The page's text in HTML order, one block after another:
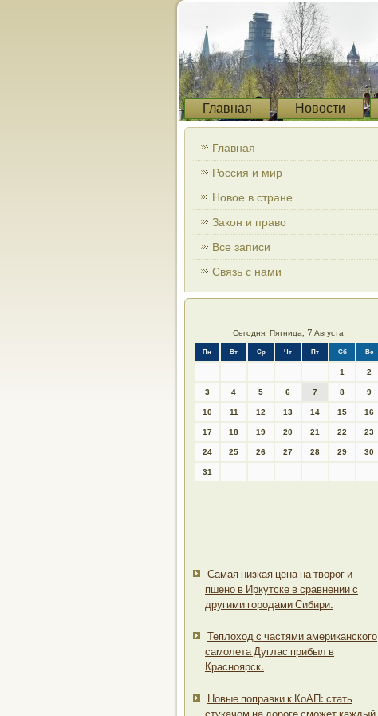
Главная Новости
Главная
Россия и мир
Новое в стране
Закон и право
Все записи
Связь с нами
Сегодня: Пятница, 7 Августа
Пн Вт Ср Чт Пт Сб Вс
1 2
3 4 5 6 7 8 9
10 11 12 13 14 15 16
17 18 19 20 21 22 23
24 25 26 27 28 29 30
31
Самая низкая цена на творог и
пшено в Иркутске в сравнении с
другими городами Сибири.
Теплоход с частями американского
самолета Дуглас прибыл в
Красноярск.
Новые поправки к КоАП: стать